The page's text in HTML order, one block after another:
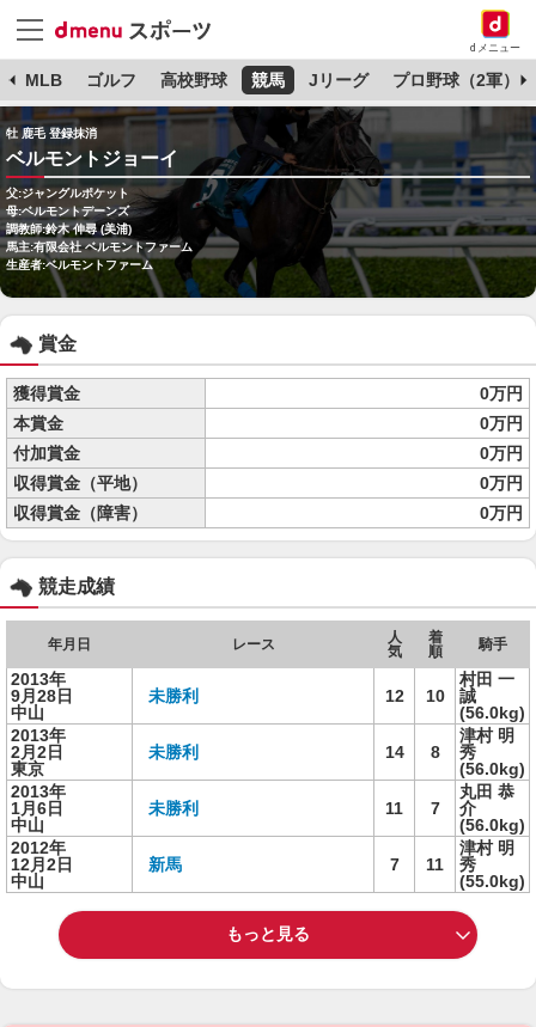
dメニュー
MLB ゴルフ 高校野球 競馬 Jリーグ プロ野球（2軍）
牡 鹿毛 登録抹消
ベルモントジョーイ
父:ジャングルポケット
母:ベルモントデーンズ
調教師:鈴木 伸尋 (美浦)
馬主:有限会社 ベルモントファーム
生産者:ベルモントファーム
賞金
獲得賞金
0万円
本賞金
0万円
付加賞金
0万円
収得賞金（平地）
0万円
収得賞金（障害）
0万円
競走成績
年月日 レース
人
気
着
順
騎手
2013年
9月28日
中山
未勝利 12 10
村田 一
誠
(56.0kg)
2013年
2月2日
東京
未勝利 14 8
津村 明
秀
(56.0kg)
2013年
1月6日
中山
未勝利 11 7
丸田 恭
介
(56.0kg)
2012年
12月2日
中山
新馬 7 11
津村 明
秀
(55.0kg)
もっと見る